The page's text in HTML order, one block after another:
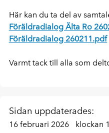
Här kan du ta del av
Föräldradialog Älta Ro
Föräldradialog 260211.pdf
Varmt tack till alla som
Sidan uppdaterades:
16 februari 2026 klockan